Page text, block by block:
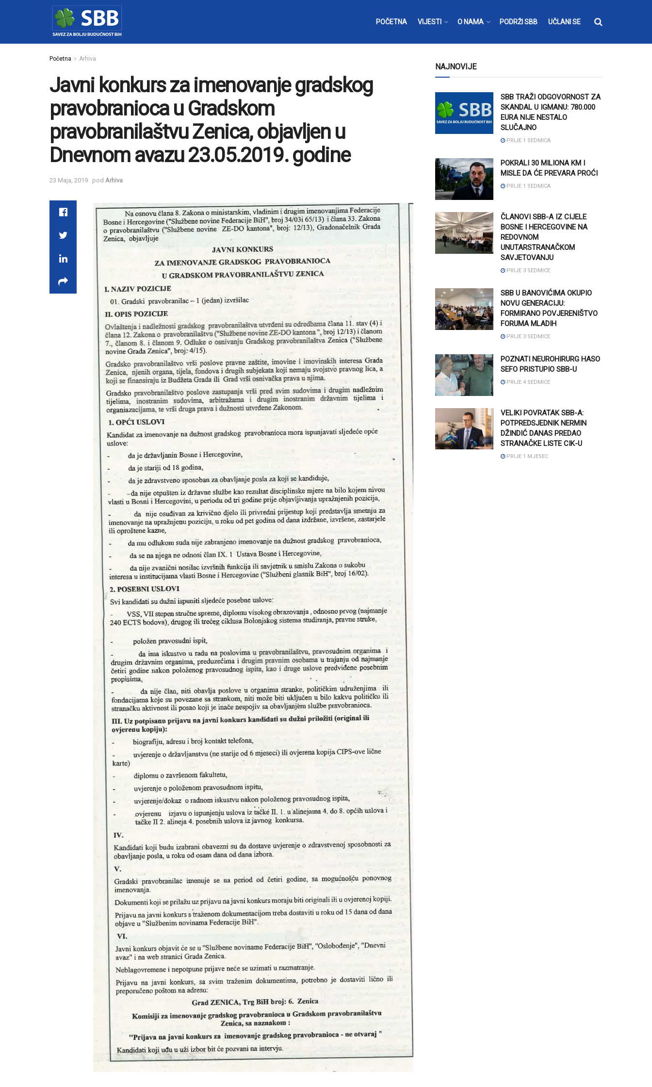
POČETNA VIJESTI O NAMA PODRŽI SBB UČLANI SE
Početna Arhiva
Javni konkurs za imenovanje gradskog
pravobranioca u Gradskom
pravobranilaštvu Zenica, objavljen u
Dnevnom avazu 23.05.2019. godine
23 Maja, 2019 pod Arhiva
NAJNOVIJE
SBB TRAŽI ODGOVORNOST ZA
SKANDAL U IGMANU: 780.000
EURA NIJE NESTALO
SLUČAJNO
PRIJE 1 SEDMICA
POKRALI 30 MILIONA KM I
MISLE DA ĆE PREVARA PROĆI
PRIJE 1 SEDMICA
ČLANOVI SBB-A IZ CIJELE
BOSNE I HERCEGOVINE NA
REDOVNOM
UNUTARSTRANAČKOM
SAVJETOVANJU
PRIJE 3 SEDMICE
SBB U BANOVIĆIMA OKUPIO
NOVU GENERACIJU:
FORMIRANO POVJERENIŠTVO
FORUMA MLADIH
PRIJE 3 SEDMICE
POZNATI NEUROHIRURG HASO
SEFO PRISTUPIO SBB-U
PRIJE 4 SEDMICE
VELIKI POVRATAK SBB-A:
POTPREDSJEDNIK NERMIN
DŽINDIĆ DANAS PREDAO
STRANAČKE LISTE CIK-U
PRIJE 1 MJESEC